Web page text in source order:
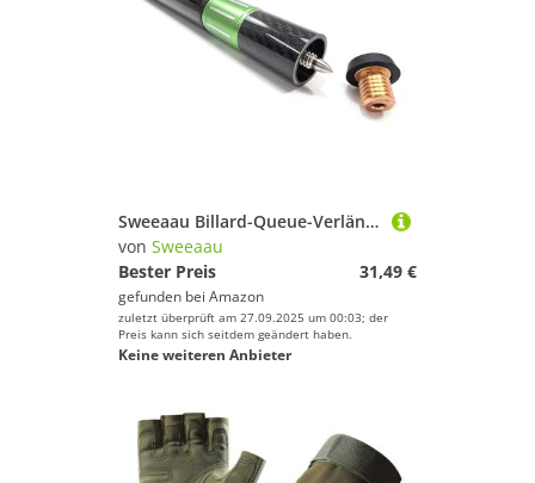
Wintersportausrüstung
Handschuhe von Sweeaau
Fitnesszubehör von Sweeaau
Luftpumpen von Sweeaau
Schlafsäcke von Sweeaau
Lampen von Sweeaau
Brillen von Sweeaau
Markierungen von Sweeaau
Sweeaau Billard-Queue-Verlängerung, Kohlefasern, Endverlängerung, leicht, leicht, Queue-Verlängerungsstab für Pool-Queues, Sticks Zubehör
von Sweeaau
Bester Preis
31,49 €
gefunden bei Amazon
zuletzt überprüft am 27.09.2025 um 00:03; der
Preis kann sich seitdem geändert haben.
Keine weiteren Anbieter